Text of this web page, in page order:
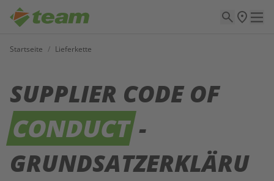
Startseite / Lieferkette
SUPPLIER CODE OF
CONDUCT-
GRUNDSATZERKLÄRU